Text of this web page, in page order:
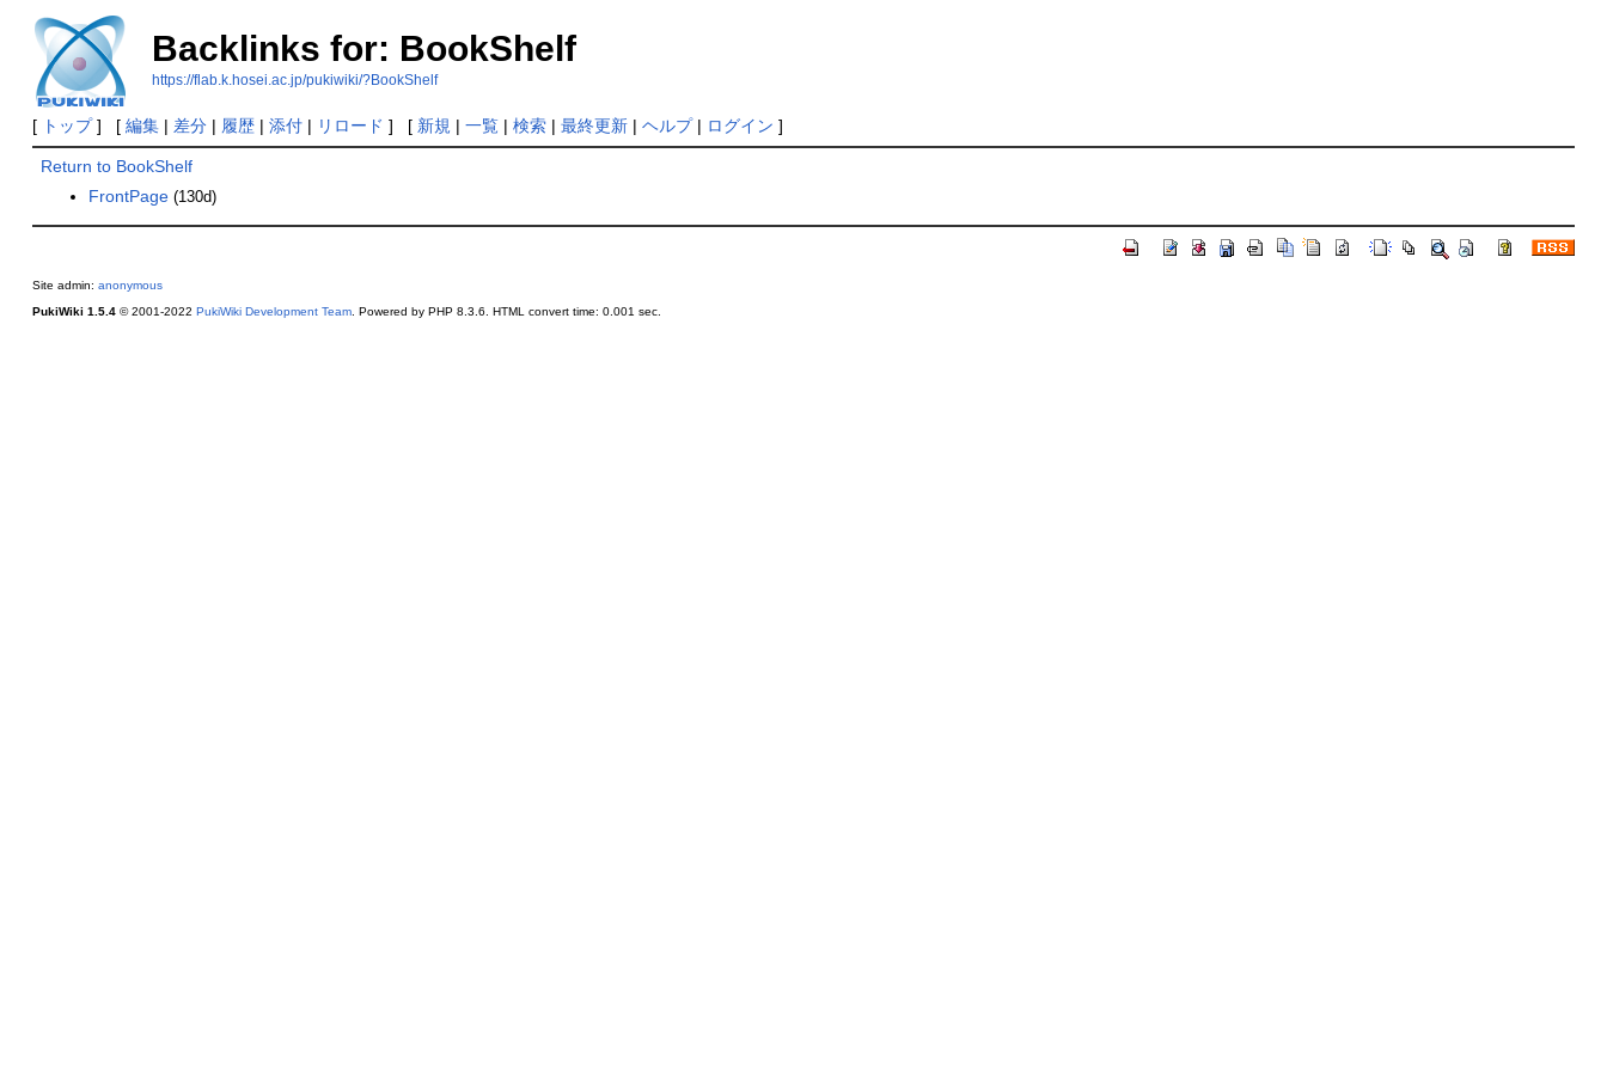
Backlinks for: BookShelf
https://flab.k.hosei.ac.jp/pukiwiki/?BookShelf
[ トップ] [ 編集| 差分| 履歴| 添付| リロード ] [ 新規 | 一覧| 検索| 最終更新| ヘルプ| ログイン ]
Return to BookShelf
FrontPage (130d)
Site admin: anonymous
PukiWiki 1.5.4© 2001-2022 PukiWiki Development Team. Powered by PHP 8.3.6. HTML convert time: 0.001 sec.